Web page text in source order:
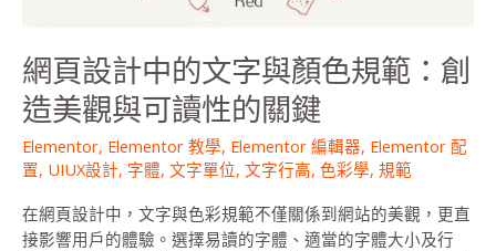
網頁設計中的文字與顏色規範：創
造美觀與可讀性的關鍵
Elementor, Elementor 教學, Elementor 編輯器, Elementor 配
置, UIUX設計, 字體, 文字單位, 文字行高, 色彩學, 規範
在網頁設計中，文字與色彩規範不僅關係到網站的美觀，更直
接影響用戶的體驗。選擇易讀的字體、適當的字體大小及行
讀
性
的
關
鍵